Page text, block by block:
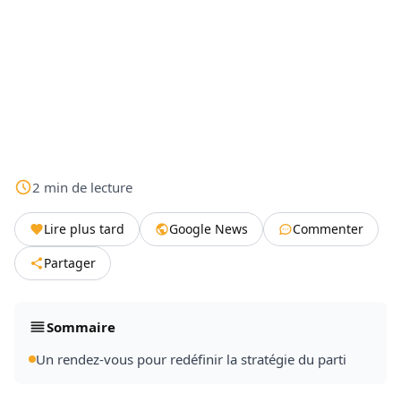
2 min de lecture
Lire plus tard Google News
Commenter
Partager
Sommaire
Un rendez‑vous pour redéfinir la stratégie du parti